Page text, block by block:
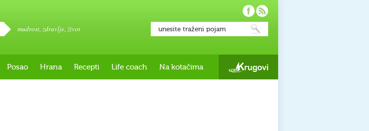
mudrost, zdravlje, život
Posao Hrana Recepti Life coach Na kotačima